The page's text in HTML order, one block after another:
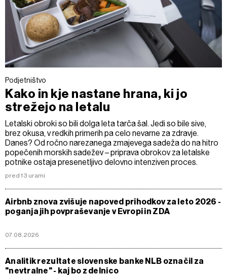
Podjetništvo
Kako in kje nastane hrana, ki jo
strežejo na letalu
Letalski obroki so bili dolga leta tarča šal. Jedi so bile sive,
brez okusa, v redkih primerih pa celo nevarne za zdravje.
Danes? Od ročno narezanega zmajevega sadeža do na hitro
popečenih morskih sadežev – priprava obrokov za letalske
potnike ostaja presenetljivo delovno intenziven proces.
pred 13 urami
Airbnb znova zvišuje napoved prihodkov za leto 2026 -
poganja jih povpraševanje v Evropi in ZDA
07.08.2026
Analitik rezultate slovenske banke NLB označil za
"nevtralne" - kaj bo z delnico